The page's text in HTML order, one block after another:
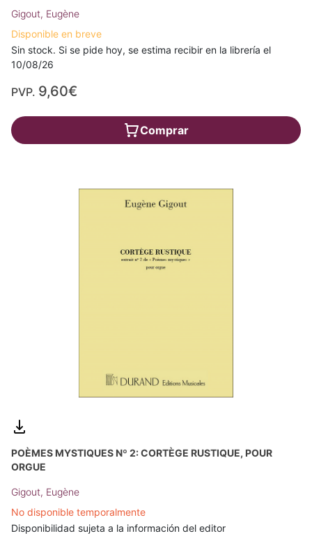
Gigout, Eugène
Disponible en breve
Sin stock. Si se pide hoy, se estima recibir en la librería el
10/08/26
PVP. 9,60€
Comprar
POÈMES MYSTIQUES Nº 2: CORTÈGE RUSTIQUE, POUR
ORGUE
Gigout, Eugène
No disponible temporalmente
Disponibilidad sujeta a la información del editor